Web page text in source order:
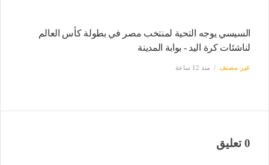
السيسي يوجه التحية لمنتخب مصر في بطولة كأس العالم
لناشئات كرة اليد - بوابة المدينة
غير مصنف منذ 12 ساعة
0 تعليق